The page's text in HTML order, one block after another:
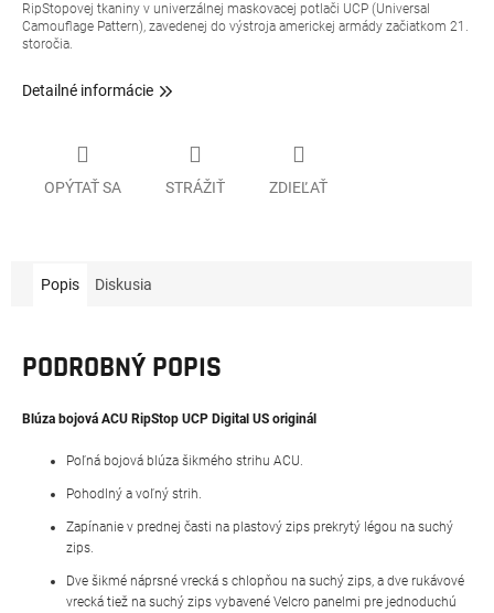
RipStopovej tkaniny v univerzálnej maskovacej potlači UCP (Universal
Camouflage Pattern), zavedenej do výstroja americkej armády začiatkom 21.
storočia.
Detailné informácie
OPÝTAŤ SA STRÁŽIŤ ZDIEĽAŤ
Popis Diskusia
PODROBNÝ POPIS
Blúza bojová ACU RipStop UCP Digital US originál
Poľná bojová blúza šikmého strihu ACU.
Pohodlný a voľný strih.
Zapínanie v prednej časti na plastový zips prekrytý légou na suchý
zips.
Dve šikmé náprsné vrecká s chlopňou na suchý zips, a dve rukávové
vrecká tiež na suchý zips vybavené Velcro panelmi pre jednoduchú